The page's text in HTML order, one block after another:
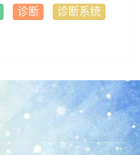
诊断
诊断系统